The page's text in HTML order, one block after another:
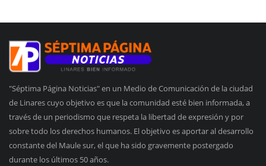
"Séptima Página Noticias" en un Medio de Comunicación de la ciudad
de Linares cuyo objetivo es que la comunidad esté bien informada, a
través de un periodismo que respeta la libertad de expresión y por
sobre todo los derechos humanos. El objetivo es aportar al desarrollo
constante del Maule sur, el que ha sido gravemente postergado
durante los últimos 50 años.